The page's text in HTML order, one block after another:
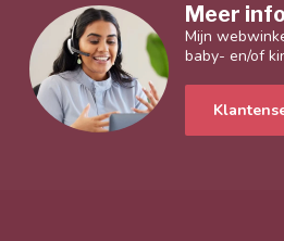
Meer
Mijn
baby- en/of